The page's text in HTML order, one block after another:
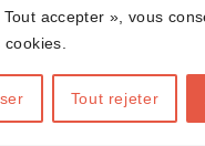
accepter », vous
Tout rejeter
ce formulaire
valide